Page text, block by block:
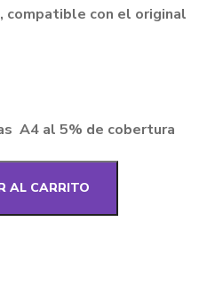
compatible con el original
A4 al 5% de cobertura
AL CARRITO